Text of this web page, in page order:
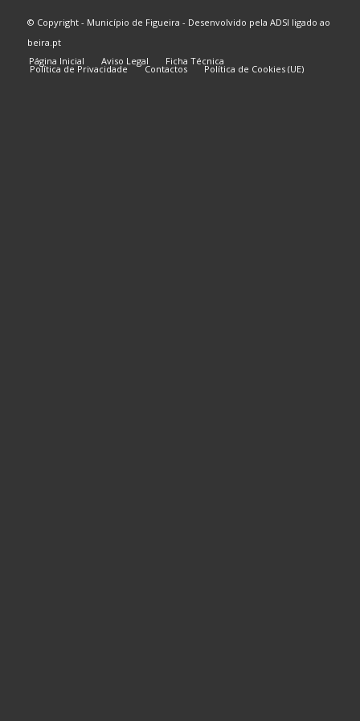
© Copyright - Município de Figueira - Desenvolvido pela ADSI ligado ao
beira.pt
Página Inicial
Aviso Legal Ficha Técnica
Política de Privacidade Contactos Política de Cookies (UE)